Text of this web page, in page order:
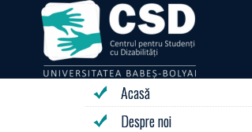
Acasă
Despre noi